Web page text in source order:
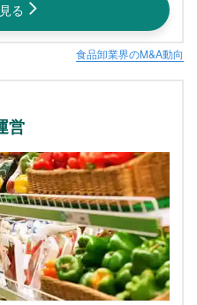
る
食品卸業界のM&A動向
営